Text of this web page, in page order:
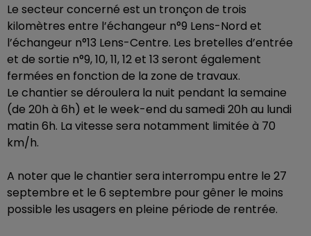
Le secteur concerné est un tronçon de trois
kilomètres entre l’échangeur n°9 Lens-Nord et
l’échangeur n°13 Lens-Centre. Les bretelles d’entrée
et de sortie n°9, 10, 11, 12 et 13 seront également
fermées en fonction de la zone de travaux.
Le chantier se déroulera la nuit pendant la semaine
(de 20h à 6h) et le week-end du samedi 20h au lundi
matin 6h. La vitesse sera notamment limitée à 70
km/h.
A noter que le chantier sera interrompu entre le 27
septembre et le 6 septembre pour gêner le moins
possible les usagers en pleine période de rentrée.